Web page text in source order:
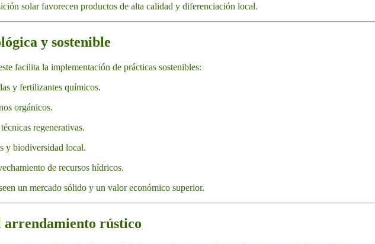
solar favorecen productos de alta calidad y diferenciación local.
y sostenible
facilita la implementación de prácticas sostenibles:
y fertilizantes químicos.
orgánicos.
regenerativas.
y biodiversidad local.
de recursos hídricos.
un mercado sólido y un valor económico superior.
arrendamiento rústico